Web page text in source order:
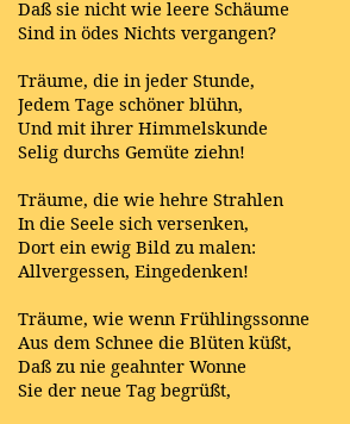
Daß sie nicht wie leere Schäume
Sind in ödes Nichts vergangen?
Träume, die in jeder Stunde,
Jedem Tage schöner blühn,
Und mit ihrer Himmelskunde
Selig durchs Gemüte ziehn!
Träume, die wie hehre Strahlen
In die Seele sich versenken,
Dort ein ewig Bild zu malen:
Allvergessen, Eingedenken!
Träume, wie wenn Frühlingssonne
Aus dem Schnee die Blüten küßt,
Daß zu nie geahnter Wonne
Sie der neue Tag begrüßt,